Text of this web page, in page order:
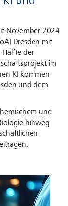
November 2024
Dresden mit
Hälfte der
im
KI kommen
und dem
und
hinweg